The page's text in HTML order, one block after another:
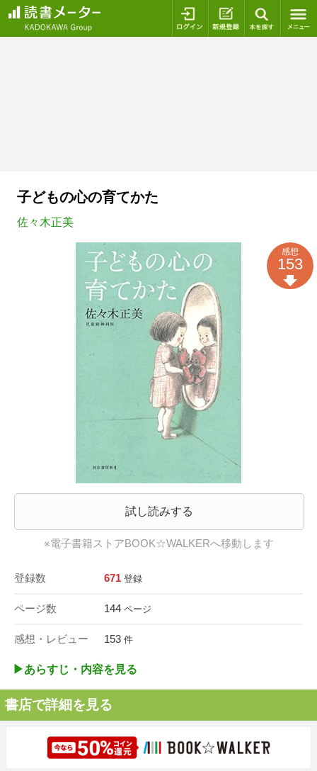
ログイン 新規登録
子どもの心の育てかた
佐々木正美
試し読みする
※電子書籍ストアBOOK☆WALKERへ移動します
登録数 671 登録
ページ数 144 ページ
感想・レビュー 153 件
感想
153
▶︎あらすじ・内容を見る
書店で詳細を見る